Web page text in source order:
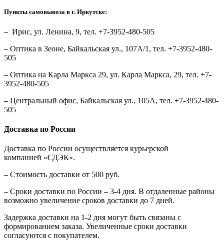
Пункты самовывоза в г. Иркутске:
– Ирис, ул. Ленина, 9, тел. +7-3952-480-505
– Оптика в Зеоне, Байкальская ул., 107А/1, тел. +7-3952-480-
505
– Оптика на Карла Маркса 29, ул. Карла Маркса, 29, тел. +7-
3952-480-505
– Центральный офис, Байкальская ул., 105А, тел. +7-3952-480-
505
Доставка по России
Доставка по России осуществляется курьерской
компанией «СДЭК».
– Стоимость доставки от 500 руб.
– Сроки доставки по России – 3-4 дня. В отдаленные районы
возможно увеличение сроков доставки до 7 дней.
Задержка доставки на 1-2 дня могут быть связаны с
формированием заказа. Увеличенные сроки доставки
согласуются с покупателем.